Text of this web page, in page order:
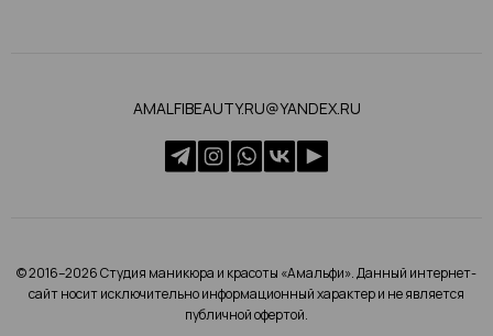
AMALFIBEAUTY.RU@YANDEX.RU
© 2016–2026 Студия маникюра и красоты «Амальфи». Данный интернет-
сайт носит исключительно информационный характер и не является
публичной офертой.